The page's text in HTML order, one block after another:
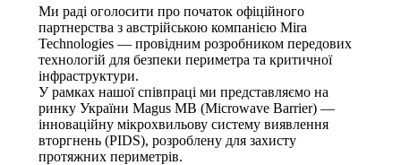
Ми раді оголосити про початок офіційного
партнерства з австрійською компанією Mira
Technologies — провідним розробником передових
технологій для безпеки периметра та критичної
інфраструктури.
У рамках нашої співпраці ми представляємо на
ринку України Magus MB (Microwave Barrier) —
інноваційну мікрохвильову систему виявлення
вторгнень (PIDS), розроблену для захисту
протяжних периметрів.